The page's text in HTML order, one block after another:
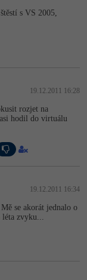
s VS 2005,
19.12.2011 16:28
rozjet na
hodil do virtuálu
19.12.2011 16:34
se akorát jednalo o
léta zvyku...